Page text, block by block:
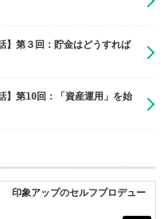
】第３回：貯金はどうすれば
】第10回：「資産運用」を始
印象アップのセルフプロデュー